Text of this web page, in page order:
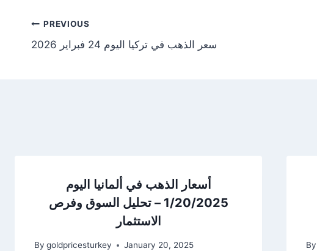
PREVIOUS
سعر الذهب في تركيا اليوم 24 فبراير 2026
أسعار الذهب في ألمانيا اليوم
1/20/2025 – تحليل السوق وفرص
الاستثمار
By goldpricesturkey January 20, 2025 By